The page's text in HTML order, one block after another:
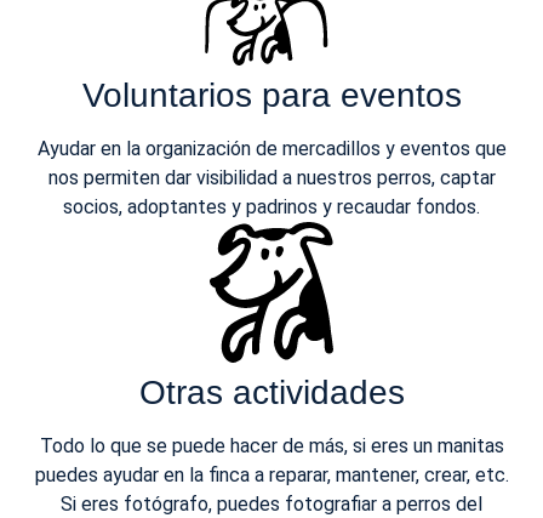
Voluntarios para eventos
Ayudar en la organización de mercadillos y eventos que
nos permiten dar visibilidad a nuestros perros, captar
socios, adoptantes y padrinos y recaudar fondos.
Otras actividades
Todo lo que se puede hacer de más, si eres un manitas
puedes ayudar en la finca a reparar, mantener, crear, etc.
Si eres fotógrafo, puedes fotografiar a perros del